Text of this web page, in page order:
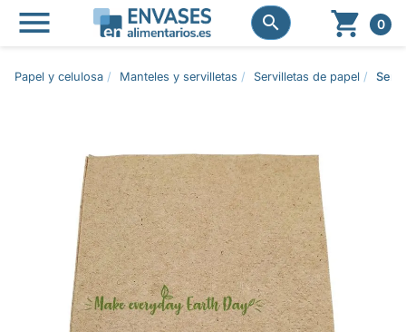
 
  0
Papel y celulosa Manteles y servilletas Servilletas de papel